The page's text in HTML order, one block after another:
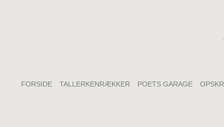
FORSIDE TALLERKENRÆKKER POETS GARAGE